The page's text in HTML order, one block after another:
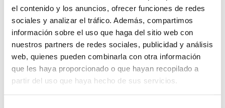
el contenido y los anuncios, ofrecer funciones de redes
sociales y analizar el tráfico. Además, compartimos
información sobre el uso que haga del sitio web con
nuestros partners de redes sociales, publicidad y análisis
web, quienes pueden combinarla con otra información
que les haya proporcionado o que hayan recopilado a
partir del uso que haya hecho de sus servicios.
DESCRIPCIÓN
VALORACIONES (0)
Cada elemento de esta composición formal sobre